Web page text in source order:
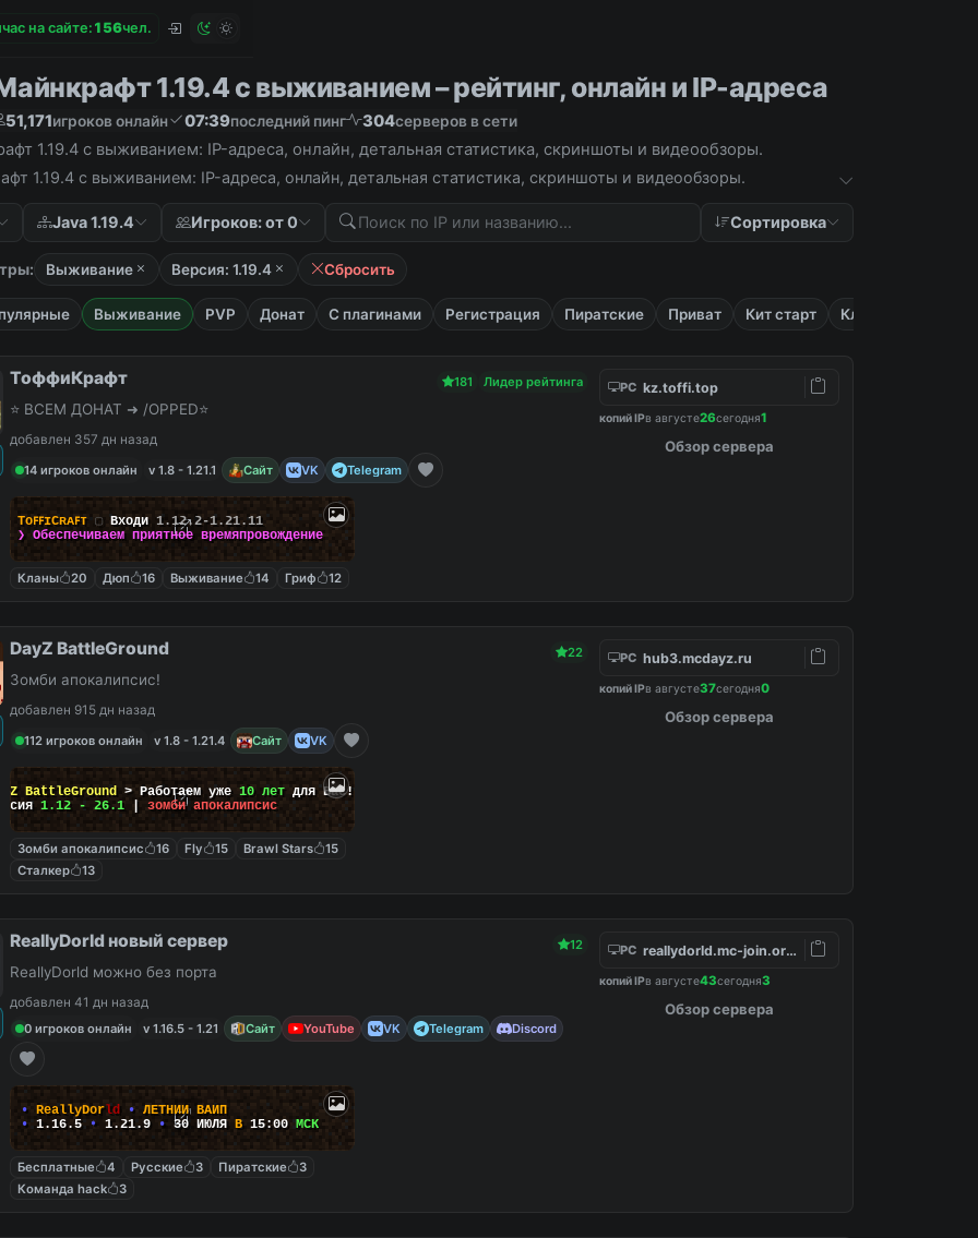
на сайте: 1 56чел.
1.19.4 с выживанием – рейтинг, онлайн и IP-адреса
51,171игроков онлайн 07:39последний пинг 304серверов в сети
1.19.4 с выживанием: IP-адреса, онлайн, детальная статистика, скриншоты и видеообзоры.
1.19.4 с выживанием: IP-адреса, онлайн, детальная статистика, скриншоты и видеообзоры.
Java 1.19.4 Игроков: от 0 Сортировка
Выживание Версия: 1.19.4 Сбросить
Выживание PVP Донат С плагинами Регистрация Пиратские Приват Кит старт Кланы
ТоффиКрафт 181 Лидер рейтинга
⭐ ВСЕМ ДОНАТ ➜ /OPPED⭐
добавлен 357 дн назад
14 игроков онлайн
v 1.8 - 1.21.1 Сайт VK Telegram
TᴏꜰꜰɪCʀᴀꜰᴛ ▢ Входи 1.12.2-1.21.11
❯ Обеспечиваем приятноевремяпровождение
Кланы 20 Дюп 16 Выживание 14 Гриф 12
PC kz.toffi.top
копий IPв августе26сегодня1
Обзор сервера
DayZ BattleGround 22
Зомби апокалипсис!
добавлен 915 дн назад
112 игроков онлайн
v 1.8 - 1.21.4 Сайт VK
BattleGround > Работаем уже 10 лет для Вас!
1.12 - 26.1 зомби апокалипсис
Зомби апокалипсис 16 Fly 15 Brawl Stars
15
Сталкер
13
PC hub3.mcdayz.ru
копий IPв августе37сегодня0
Обзор сервера
ReallyDorld новый сервер 12
ReallyDorld можно без порта
добавлен 41 дн назад
0 игроков онлайн
v 1.16.5 - 1.21 Сайт YouTube VK Telegram Discord
• ReallyDorld • ЛЕТНИЙ ВАЙП
• 1.16.5 ➧ 1.21.9 • 30 ИЮЛЯ В 15:00 МСК
Бесплатные 4 Русские 3 Пиратские
3
Команда hack
3
PC reallydorld.mc-join.org:30186
копий IPв августе43сегодня3
Обзор сервера